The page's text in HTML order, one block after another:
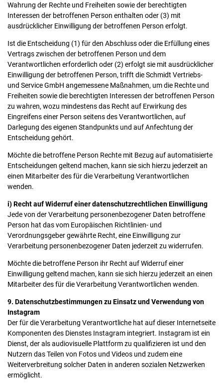
Wahrung der Rechte und Freiheiten sowie der berechtigten
Interessen der betroffenen Person enthalten oder (3) mit
ausdrücklicher Einwilligung der betroffenen Person erfolgt.
Ist die Entscheidung (1) für den Abschluss oder die Erfüllung eines
Vertrags zwischen der betroffenen Person und dem
Verantwortlichen erforderlich oder (2) erfolgt sie mit ausdrücklicher
Einwilligung der betroffenen Person, trifft die Schmidt Vertriebs-
und Service GmbH angemessene Maßnahmen, um die Rechte und
Freiheiten sowie die berechtigten Interessen der betroffenen Person
zu wahren, wozu mindestens das Recht auf Erwirkung des
Eingreifens einer Person seitens des Verantwortlichen, auf
Darlegung des eigenen Standpunkts und auf Anfechtung der
Entscheidung gehört.
Möchte die betroffene Person Rechte mit Bezug auf automatisierte
Entscheidungen geltend machen, kann sie sich hierzu jederzeit an
einen Mitarbeiter des für die Verarbeitung Verantwortlichen
wenden.
i) Recht auf Widerruf einer datenschutzrechtlichen Einwilligung
Jede von der Verarbeitung personenbezogener Daten betroffene
Person hat das vom Europäischen Richtlinien- und
Verordnungsgeber gewährte Recht, eine Einwilligung zur
Verarbeitung personenbezogener Daten jederzeit zu widerrufen.
Möchte die betroffene Person ihr Recht auf Widerruf einer
Einwilligung geltend machen, kann sie sich hierzu jederzeit an einen
Mitarbeiter des für die Verarbeitung Verantwortlichen wenden.
9. Datenschutzbestimmungen zu Einsatz und Verwendung von
Instagram
Der für die Verarbeitung Verantwortliche hat auf dieser Internetseite
Komponenten des Dienstes Instagram integriert. Instagram ist ein
Dienst, der als audiovisuelle Plattform zu qualifizieren ist und den
Nutzern das Teilen von Fotos und Videos und zudem eine
Weiterverbreitung solcher Daten in anderen sozialen Netzwerken
ermöglicht.